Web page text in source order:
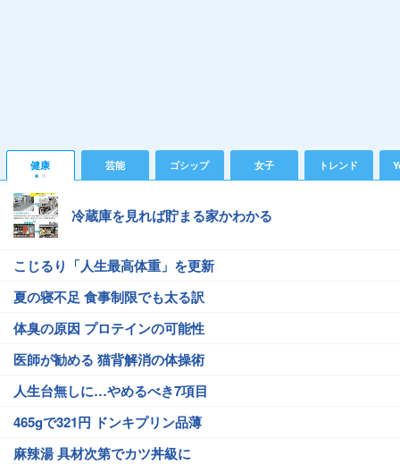
健康 芸能 ゴシップ 女子 トレンド
冷蔵庫を見れば貯まる家かわかる
こじるり「人生最高体重」を更新
夏の寝不足 食事制限でも太る訳
体臭の原因 プロテインの可能性
医師が勧める 猫背解消の体操術
人生台無しに…やめるべき7項目
465gで321円 ドンキプリン品薄
麻辣湯 具材次第でカツ丼級に